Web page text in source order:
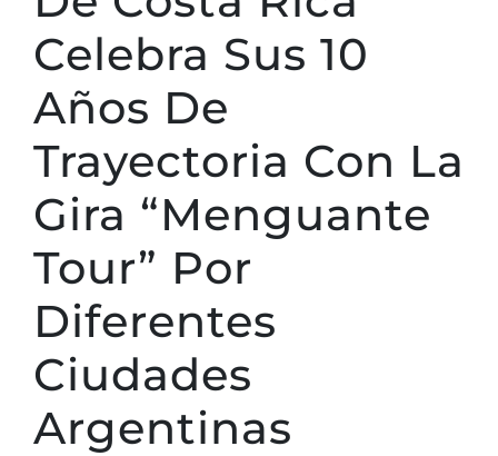
Celebra Sus 10
Años De
Trayectoria Con La
Gira “Menguante
Tour” Por
Diferentes
Ciudades
Argentinas